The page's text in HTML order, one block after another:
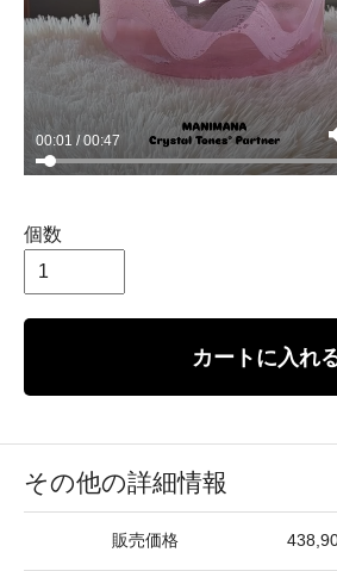
個数
カートに入れ
その他の詳細情報
販売価格